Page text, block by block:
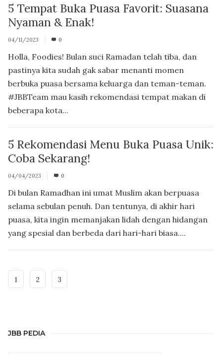
5 Tempat Buka Puasa Favorit: Suasana
Nyaman & Enak!
04/11/2023 0
Holla, Foodies! Bulan suci Ramadan telah tiba, dan
pastinya kita sudah gak sabar menanti momen
berbuka puasa bersama keluarga dan teman-teman.
#JBBTeam mau kasih rekomendasi tempat makan di
beberapa kota...
5 Rekomendasi Menu Buka Puasa Unik:
Coba Sekarang!
04/04/2023 0
Di bulan Ramadhan ini umat Muslim akan berpuasa
selama sebulan penuh. Dan tentunya, di akhir hari
puasa, kita ingin memanjakan lidah dengan hidangan
yang spesial dan berbeda dari hari-hari biasa....
1 2 3
JBB PEDIA